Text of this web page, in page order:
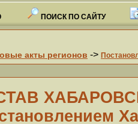
ПОИСК ПО САЙТУ
акты регионов ->